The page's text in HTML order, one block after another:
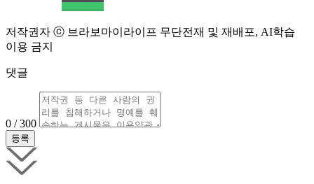
저작권자 ⓒ 브라보마이라이프 무단전재 및 재배포, AI학습
이용 금지
댓글
0 / 300